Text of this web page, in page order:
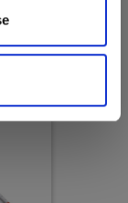
egyedi címkék